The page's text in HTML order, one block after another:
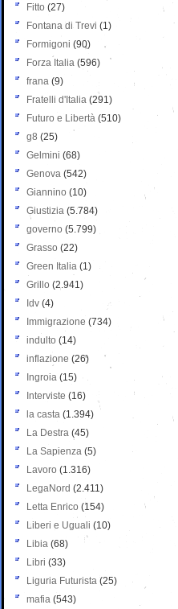
Fitto (27)
Fontana di Trevi (1)
Formigoni (90)
Forza Italia (596)
frana (9)
Fratelli d'Italia (291)
Futuro e Libertà (510)
g8 (25)
Gelmini (68)
Genova (542)
Giannino (10)
Giustizia (5.784)
governo (5.799)
Grasso (22)
Green Italia (1)
Grillo (2.941)
Idv (4)
Immigrazione (734)
indulto (14)
inflazione (26)
Ingroia (15)
Interviste (16)
la casta (1.394)
La Destra (45)
La Sapienza (5)
Lavoro (1.316)
LegaNord (2.411)
Letta Enrico (154)
Liberi e Uguali (10)
Libia (68)
Libri (33)
Liguria Futurista (25)
mafia (543)